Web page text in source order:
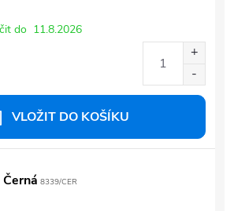
do 11.8.2026
VLOŽIT DO KOŠÍKU
8339/CER